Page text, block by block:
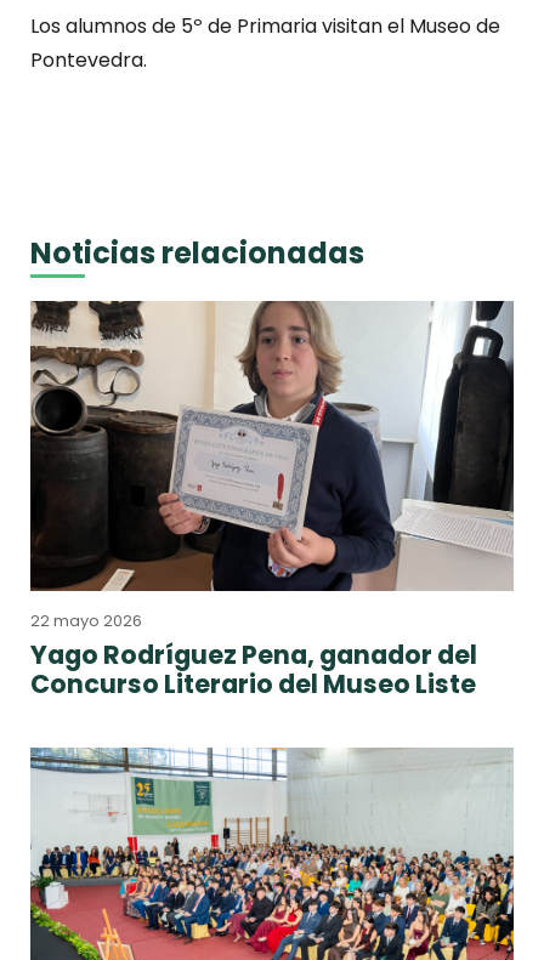
Los alumnos de 5º de Primaria visitan el Museo de
Pontevedra.
Noticias relacionadas
22 mayo 2026
Yago Rodríguez Pena, ganador del
Concurso Literario del Museo Liste